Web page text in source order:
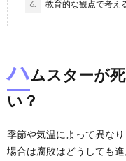
6. 教育的な観点で考え
ハムスターが
い？
季節や気温によって異な
場合は腐敗はどうしても